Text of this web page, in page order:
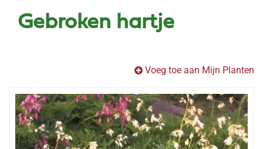
Gebroken hartje
Voeg toe aan Mijn Planten